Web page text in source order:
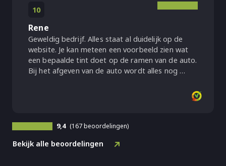
10
Rene
Geweldig bedrijf. Alles staat al duidelijk op de
website. Je kan meteen een voorbeeld zien wat
een bepaalde tint doet op de ramen van de auto.
Bij het afgeven van de auto wordt alles nog …
9,4 (167 beoordelingen)
Bekijk alle beoordelingen